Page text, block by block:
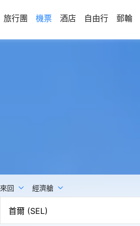
旅行團 機票 酒店 自由行 郵輪
來回 經濟艙